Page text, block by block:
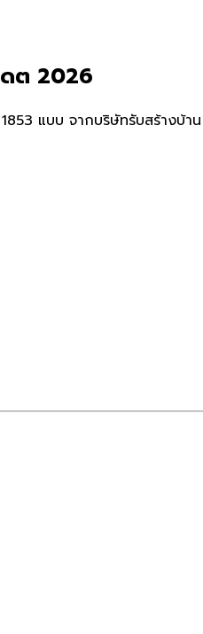
ดต 2026
แบบ จากบริษัทรับสร้างบ้